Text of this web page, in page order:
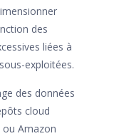
des
liées à
exploitées.
des données
cloud
Amazon